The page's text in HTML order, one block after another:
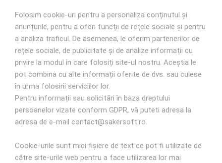
Folosim cookie-uri pentru a personaliza conținutul și
anunțurile, pentru a oferi funcții de rețele sociale și pentru
a analiza traficul. De asemenea, le oferim partenerilor de
rețele sociale, de publicitate și de analize informații cu
privire la modul în care folosiți site-ul nostru. Aceștia le
pot combina cu alte informații oferite de dvs. sau culese
în urma folosirii serviciilor lor.
Pentru informații sau solicitări în baza dreptului
persoanelor vizate conform GDPR, vă puteti adresa la
adresa de e-mail contact@sakersoft.ro.
Cookie-urile sunt mici fişiere de text ce pot fi utilizate de
către site-urile web pentru a face utilizarea lor mai